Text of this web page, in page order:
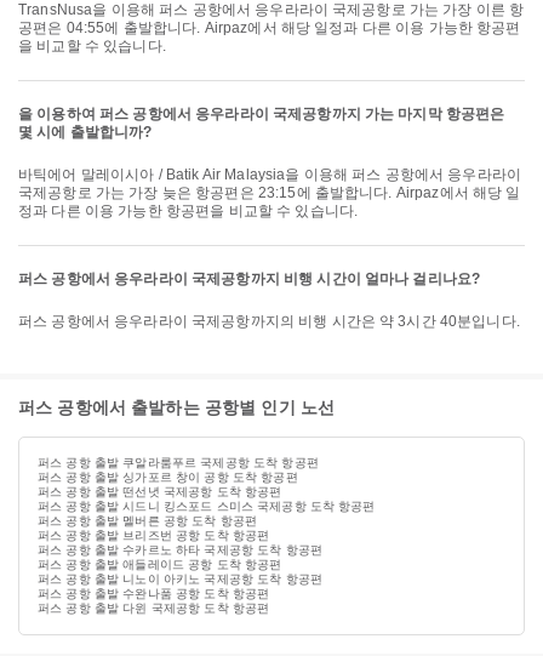
TransNusa을 이용해 퍼스 공항에서 응우라라이 국제공항로 가는 가장 이른 항
공편은 04:55에 출발합니다. Airpaz에서 해당 일정과 다른 이용 가능한 항공편
을 비교할 수 있습니다.
을 이용하여 퍼스 공항에서 응우라라이 국제공항까지 가는 마지막 항공편은
몇 시에 출발합니까?
바틱에어 말레이시아 / Batik Air Malaysia을 이용해 퍼스 공항에서 응우라라이
국제공항로 가는 가장 늦은 항공편은 23:15에 출발합니다. Airpaz에서 해당 일
정과 다른 이용 가능한 항공편을 비교할 수 있습니다.
퍼스 공항에서 응우라라이 국제공항까지 비행 시간이 얼마나 걸리나요?
퍼스 공항에서 응우라라이 국제공항까지의 비행 시간은 약 3시간 40분입니다.
퍼스 공항에서 출발하는 공항별 인기 노선
퍼스 공항 출발 쿠알라룸푸르 국제공항 도착 항공편
퍼스 공항 출발 싱가포르 창이 공항 도착 항공편
퍼스 공항 출발 떤선녓 국제공항 도착 항공편
퍼스 공항 출발 시드니 킹스포드 스미스 국제공항 도착 항공편
퍼스 공항 출발 멜버른 공항 도착 항공편
퍼스 공항 출발 브리즈번 공항 도착 항공편
퍼스 공항 출발 수카르노 하타 국제공항 도착 항공편
퍼스 공항 출발 애들레이드 공항 도착 항공편
퍼스 공항 출발 니노이 아키노 국제공항 도착 항공편
퍼스 공항 출발 수완나품 공항 도착 항공편
퍼스 공항 출발 다윈 국제공항 도착 항공편